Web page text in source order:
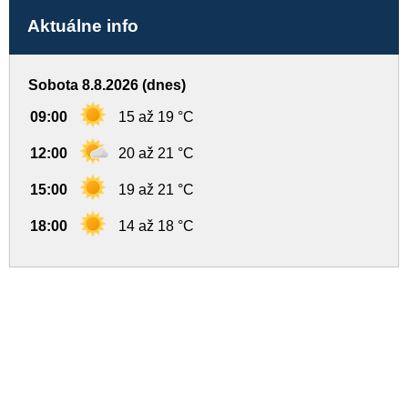
Aktuálne info
Sobota 8.8.2026 (dnes)
09:00 15 až 19 °C
12:00 20 až 21 °C
15:00 19 až 21 °C
18:00 14 až 18 °C